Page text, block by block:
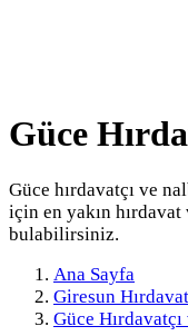
Güce
Güce hırdavatçı ve
için en yakın
bulabilirsiniz.
Ana Sayfa
Giresun
Güce